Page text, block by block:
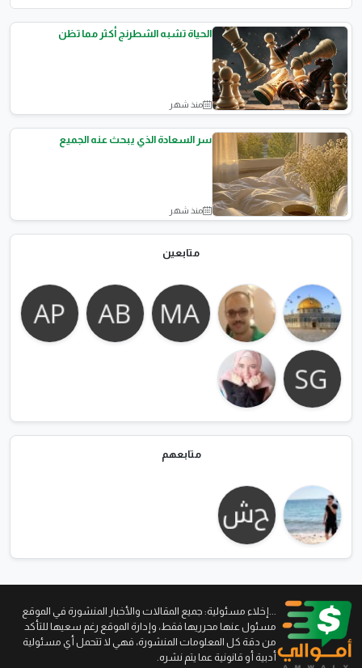
متابعين
متابعهم
نصائح وثقافة
الحياة تشبه الشطرنج أكثر مما تظن
منذ شهر
نصائح وثقافة
سر السعادة الذي يبحث عنه الجميع
منذ شهر
...إخلاء مسئولية: جميع المقالات والأخبار المنشورة في الموقع
مسئول عنها محرريها فقط، وإدارة الموقع رغم سعيها للتأكد
من دقة كل المعلومات المنشورة، فهي لا تتحمل أي مسئولية
أدبية أو قانونية عما يتم نشره.